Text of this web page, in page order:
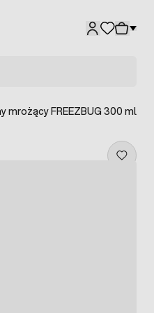
mrożący FREEZBUG 300 ml